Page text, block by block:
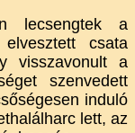
lecsengtek a
csata
visszavonult a
szenvedett
induló
lett, az